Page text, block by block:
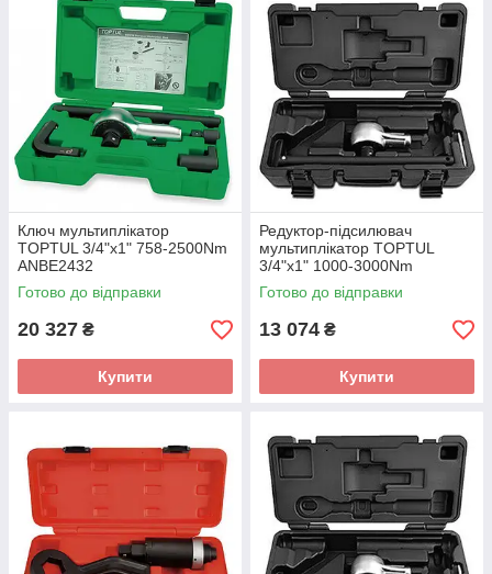
Ключ мультиплікатор
TOPTUL 3/4"х1" 758-2500Nm
ANBE2432
Готово до відправки
20 327 ₴
Купити
Редуктор-підсилювач
мультиплікатор TOPTUL
3/4"х1" 1000-3000Nm
ANAE2432
Готово до відправки
13 074 ₴
Купити